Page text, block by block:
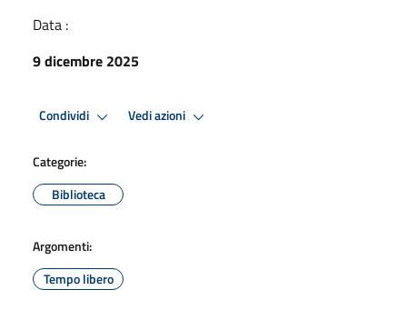
Data :
9 dicembre 2025
Condividi Vedi azioni
Categorie:
Biblioteca
Argomenti:
Tempo libero